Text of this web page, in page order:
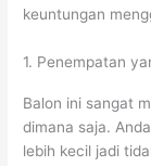
keuntungan
1. Penempatan
Balon ini sangat
dimana saja.
lebih kecil jadi